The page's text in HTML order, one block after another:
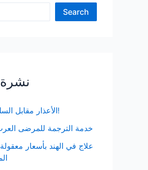
Search
الأعذار مقابل السلوك السيئ!
خدمة الترجمة للمرضى
علاج في الهند بأسعار